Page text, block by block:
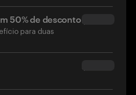
50% de desconto
para duas
$34.95
$160.00